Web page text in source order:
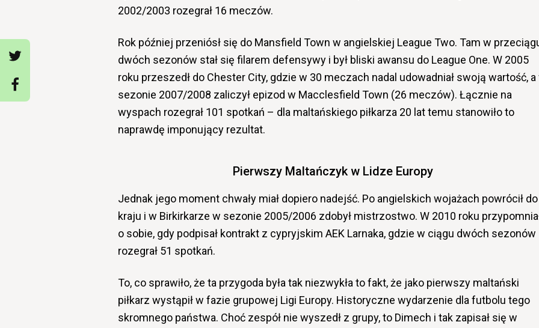
2002/2003 rozegrał 16 meczów.
Rok później przeniósł się do Mansfield Town w angielskiej League Two. Tam w
dwóch sezonów stał się filarem defensywy i był bliski awansu do League One. W 2005
roku przeszedł do Chester City, gdzie w 30 meczach nadal udowadniał swoją wartość, a
sezonie 2007/2008 zaliczył epizod w Macclesfield Town (26 meczów). Łącznie na
wyspach rozegrał 101 spotkań – dla maltańskiego piłkarza 20 lat temu stanowiło to
naprawdę imponujący rezultat.
Pierwszy Maltańczyk w Lidze Europy
Jednak jego moment chwały miał dopiero nadejść. Po angielskich wojażach powrócił do
kraju i w Birkirkarze w sezonie 2005/2006 zdobył mistrzostwo. W 2010 roku
o sobie, gdy podpisał kontrakt z cypryjskim AEK Larnaka, gdzie w ciągu dwóch sezonów
rozegrał 51 spotkań.
To, co sprawiło, że ta przygoda była tak niezwykła to fakt, że jako pierwszy maltański
piłkarz wystąpił w fazie grupowej Ligi Europy. Historyczne wydarzenie dla futbolu tego
skromnego państwa. Choć zespół nie wyszedł z grupy, to Dimech i tak zapisał się w